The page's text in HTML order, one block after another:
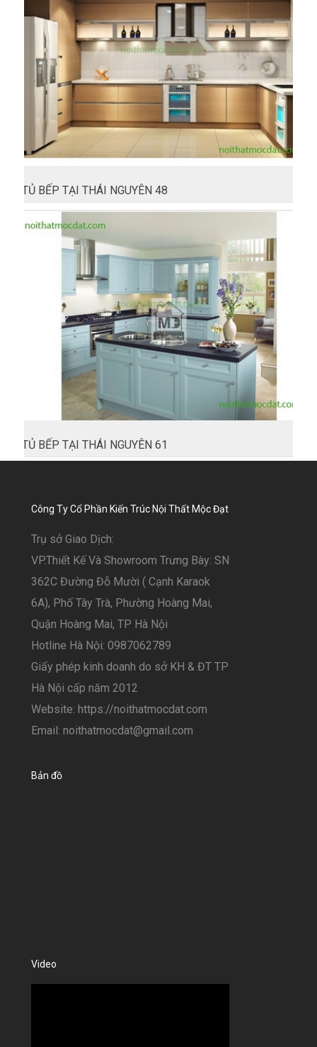
TỦ BẾP TẠI THÁI NGUYÊN 48
TỦ BẾP TẠI THÁI NGUYÊN 61
Công Ty Cổ Phần Kiến Trúc Nội Thất Mộc Đạt
Trụ sở Giao Dịch:
VP.Thiết Kế Và Showroom Trưng Bày: SN
362C Đường Đỗ Mười ( Cạnh Karaok
6A), Phố Tây Trà, Phường Hoàng Mai,
Quận Hoàng Mai, TP Hà Nội
Hotline Hà Nội: 0987062789
Giấy phép kinh doanh do sở KH & ĐT TP
Hà Nội cấp năm 2012
Website: https://noithatmocdat.com
Email: noithatmocdat@gmail.com
Bản đồ
Video